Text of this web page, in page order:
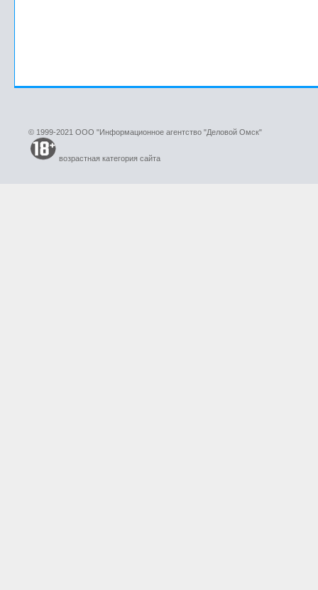
© 1999-2021 ООО "Информационное агентство "Деловой Омск"
возрастная категория сайта